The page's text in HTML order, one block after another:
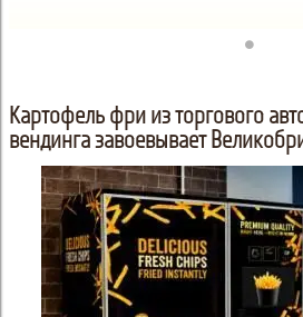
Картофель фри из торгового
вендинга завоевывает